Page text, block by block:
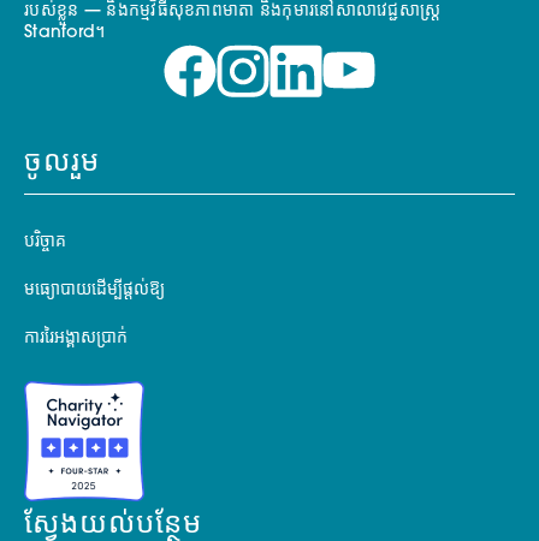
របស់ខ្លួន — និងកម្មវិធីសុខភាពមាតា និងកុមារនៅសាលាវេជ្ជសាស្ត្រ
Stanford។
ចូលរួម
បរិច្ចាគ
មធ្យោបាយដើម្បីផ្តល់ឱ្យ
ការរៃអង្គាសប្រាក់
ស្វែងយល់បន្ថែម